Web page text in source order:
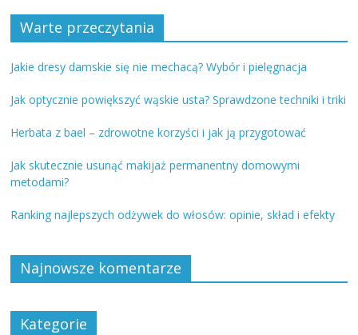
Warte przeczytania
Jakie dresy damskie się nie mechacą? Wybór i pielęgnacja
Jak optycznie powiększyć wąskie usta? Sprawdzone techniki i triki
Herbata z bael – zdrowotne korzyści i jak ją przygotować
Jak skutecznie usunąć makijaż permanentny domowymi
metodami?
Ranking najlepszych odżywek do włosów: opinie, skład i efekty
Najnowsze komentarze
Kategorie